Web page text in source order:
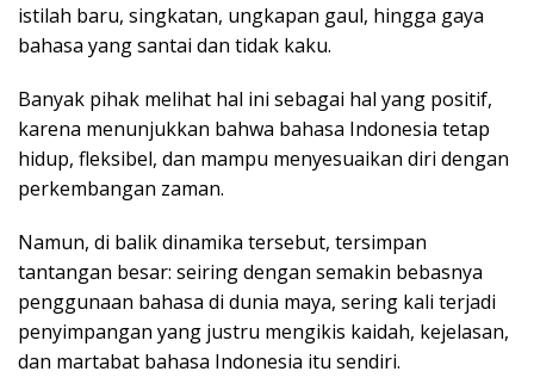
istilah baru, singkatan, ungkapan gaul, hingga gaya
bahasa yang santai dan tidak kaku.
Banyak pihak melihat hal ini sebagai hal yang positif,
karena menunjukkan bahwa bahasa Indonesia tetap
hidup, fleksibel, dan mampu menyesuaikan diri dengan
perkembangan zaman.
Namun, di balik dinamika tersebut, tersimpan
tantangan besar: seiring dengan semakin bebasnya
penggunaan bahasa di dunia maya, sering kali terjadi
penyimpangan yang justru mengikis kaidah, kejelasan,
dan martabat bahasa Indonesia itu sendiri.